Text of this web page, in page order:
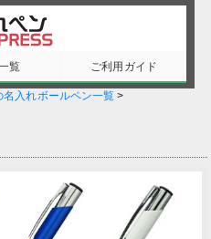
覧 ご利用ガイド
入れボールペン一覧 >